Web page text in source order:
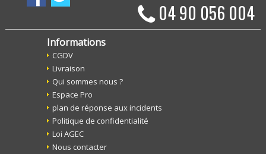
04 90 056 004
Informations
CGDV
Livraison
Qui sommes nous ?
Espace Pro
plan de réponse aux incidents
Politique de confidentialité
Loi AGEC
Nous contacter